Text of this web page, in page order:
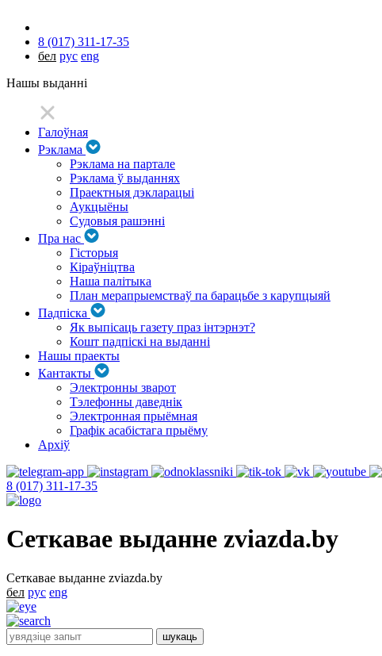
8 (017) 311-17-35
бел рус eng
Нашы выданні
Галоўная
Рэклама
Рэклама на партале
Рэклама ў выданнях
Праектныя дэкларацыі
Аукцыёны
Судовыя рашэнні
Пра нас
Гісторыя
Кіраўніцтва
Наша палітыка
План мерапрыемстваў па барацьбе з карупцыяй
Падпіска
Як выпісаць газету праз інтэрнэт?
Кошт падпіскі на выданні
Нашы праекты
Кантакты
Электронны зварот
Тэлефонны даведнік
Электронная прыёмная
Графік асабістага прыёму
Архіў
8 (017) 311-17-35
Сеткавае выданне zviazda.by
Сеткавае выданне zviazda.by
бел рус eng